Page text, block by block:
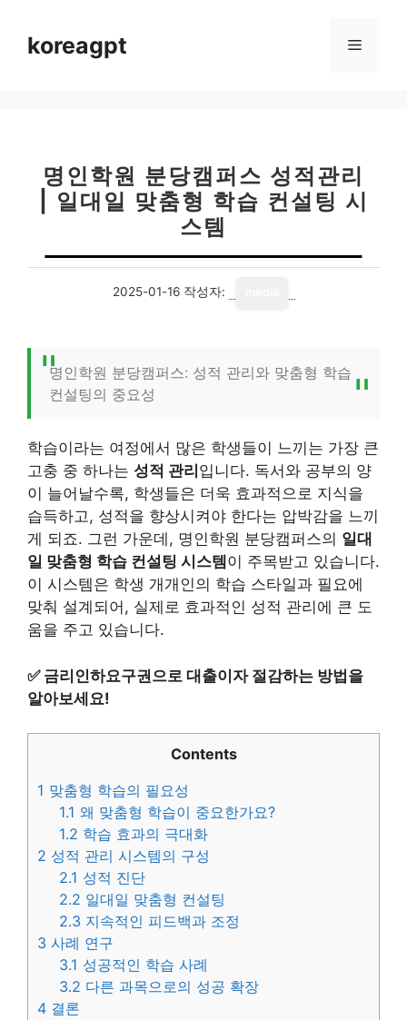
koreagpt 메
명인학원 분당캠퍼스 성적관리
| 일대일 맞춤형 학습 컨설팅 시
스템
2025-01-16 작성자:
명인학원 분당캠퍼스: 성적 관리와 맞춤형 학습
컨설팅의 중요성
학습이라는 여정에서 많은 학생들이 느끼는 가장 큰
고충 중 하나는 성적 관리 입니다. 독서와 공부의 양
이 늘어날수록, 학생들은 더욱 효과적으로 지식을
습득하고, 성적을 향상시켜야 한다는 압박감을 느끼
게 되죠. 그런 가운데, 명인학원 분당캠퍼스의 일대
일 맞춤형 학습 컨설팅 시스템 이 주목받고 있습니다.
이 시스템은 학생 개개인의 학습 스타일과 필요에
맞춰 설계되어, 실제로 효과적인 성적 관리에 큰 도
움을 주고 있습니다.
✅ 금리인하요구권으로 대출이자 절감하는 방법을
알아보세요!
Contents
1 맞춤형 학습의 필요성
1.1 왜 맞춤형 학습이 중요한가요?
1.2 학습 효과의 극대화
2 성적 관리 시스템의 구성
2.1 성적 진단
2.2 일대일 맞춤형 컨설팅
2.3 지속적인 피드백과 조정
3 사례 연구
3.1 성공적인 학습 사례
3.2 다른 과목으로의 성공 확장
4 결론